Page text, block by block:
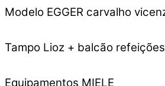
Modelo EGGER carvalho
Tampo Lioz + balcão
Equipamentos MIELE